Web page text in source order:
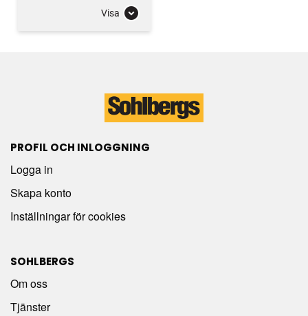
Visa
PROFIL OCH INLOGGNING
Logga in
Skapa konto
Inställningar för cookies
SOHLBERGS
Om oss
Tjänster